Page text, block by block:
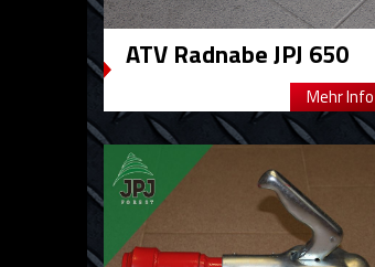
ATV Radnabe JPJ 650
Mehr Info